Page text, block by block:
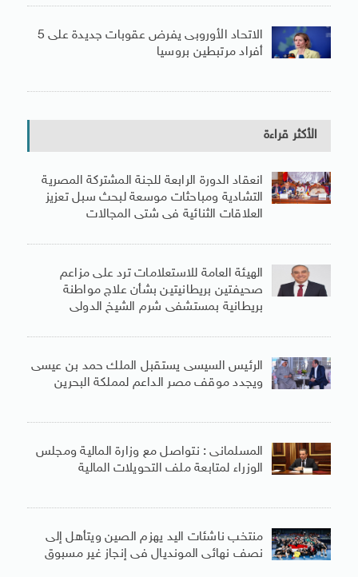
الاتحاد الأوروبى يفرض عقوبات جديدة على 5
أفراد مرتبطين بروسيا
الأكثر قراءة
انعقاد الدورة الرابعة للجنة المشتركة المصرية
التشادية ومباحثات موسعة لبحث سبل تعزيز
العلاقات الثنائية فى شتى المجالات
الهيئة العامة للاستعلامات ترد على مزاعم
صحيفتين بريطانيتين بشأن علاج مواطنة
بريطانية بمستشفى شرم الشيخ الدولى
الرئيس السيسى يستقبل الملك حمد بن عيسى
ويجدد موقف مصر الداعم لمملكة البحرين
المسلمانى : نتواصل مع وزارة المالية ومجلس
الوزراء لمتابعة ملف التحويلات المالية
منتخب ناشئات اليد يهزم الصين ويتأهل إلى
نصف نهائى المونديال فى إنجاز غير مسبوق